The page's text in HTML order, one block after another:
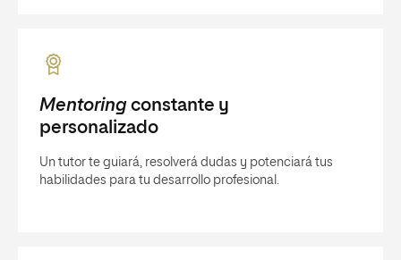
Mentoringconstante y
personalizado
Un tutor te guiará, resolverá dudas y potenciará tus
habilidades para tu desarrollo profesional.